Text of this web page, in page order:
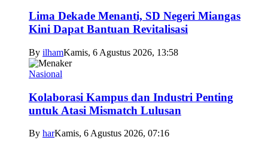
Lima Dekade Menanti, SD Negeri Miangas
Kini Dapat Bantuan Revitalisasi
By ilhamKamis, 6 Agustus 2026, 13:58
Nasional
Kolaborasi Kampus dan Industri Penting
untuk Atasi Mismatch Lulusan
By harKamis, 6 Agustus 2026, 07:16